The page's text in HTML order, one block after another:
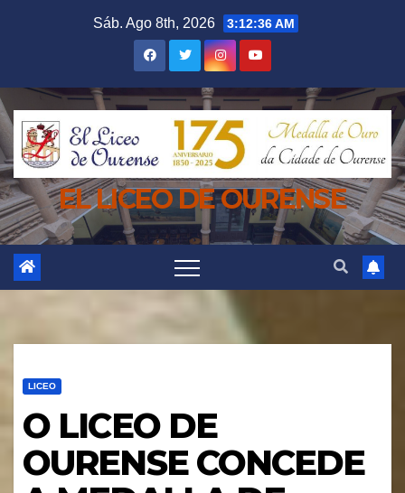
Sáb. Ago 8th, 2026 3:12:38 AM
EL LICEO DE OURENSE
LICEO
O LICEO DE
OURENSE CONCEDE